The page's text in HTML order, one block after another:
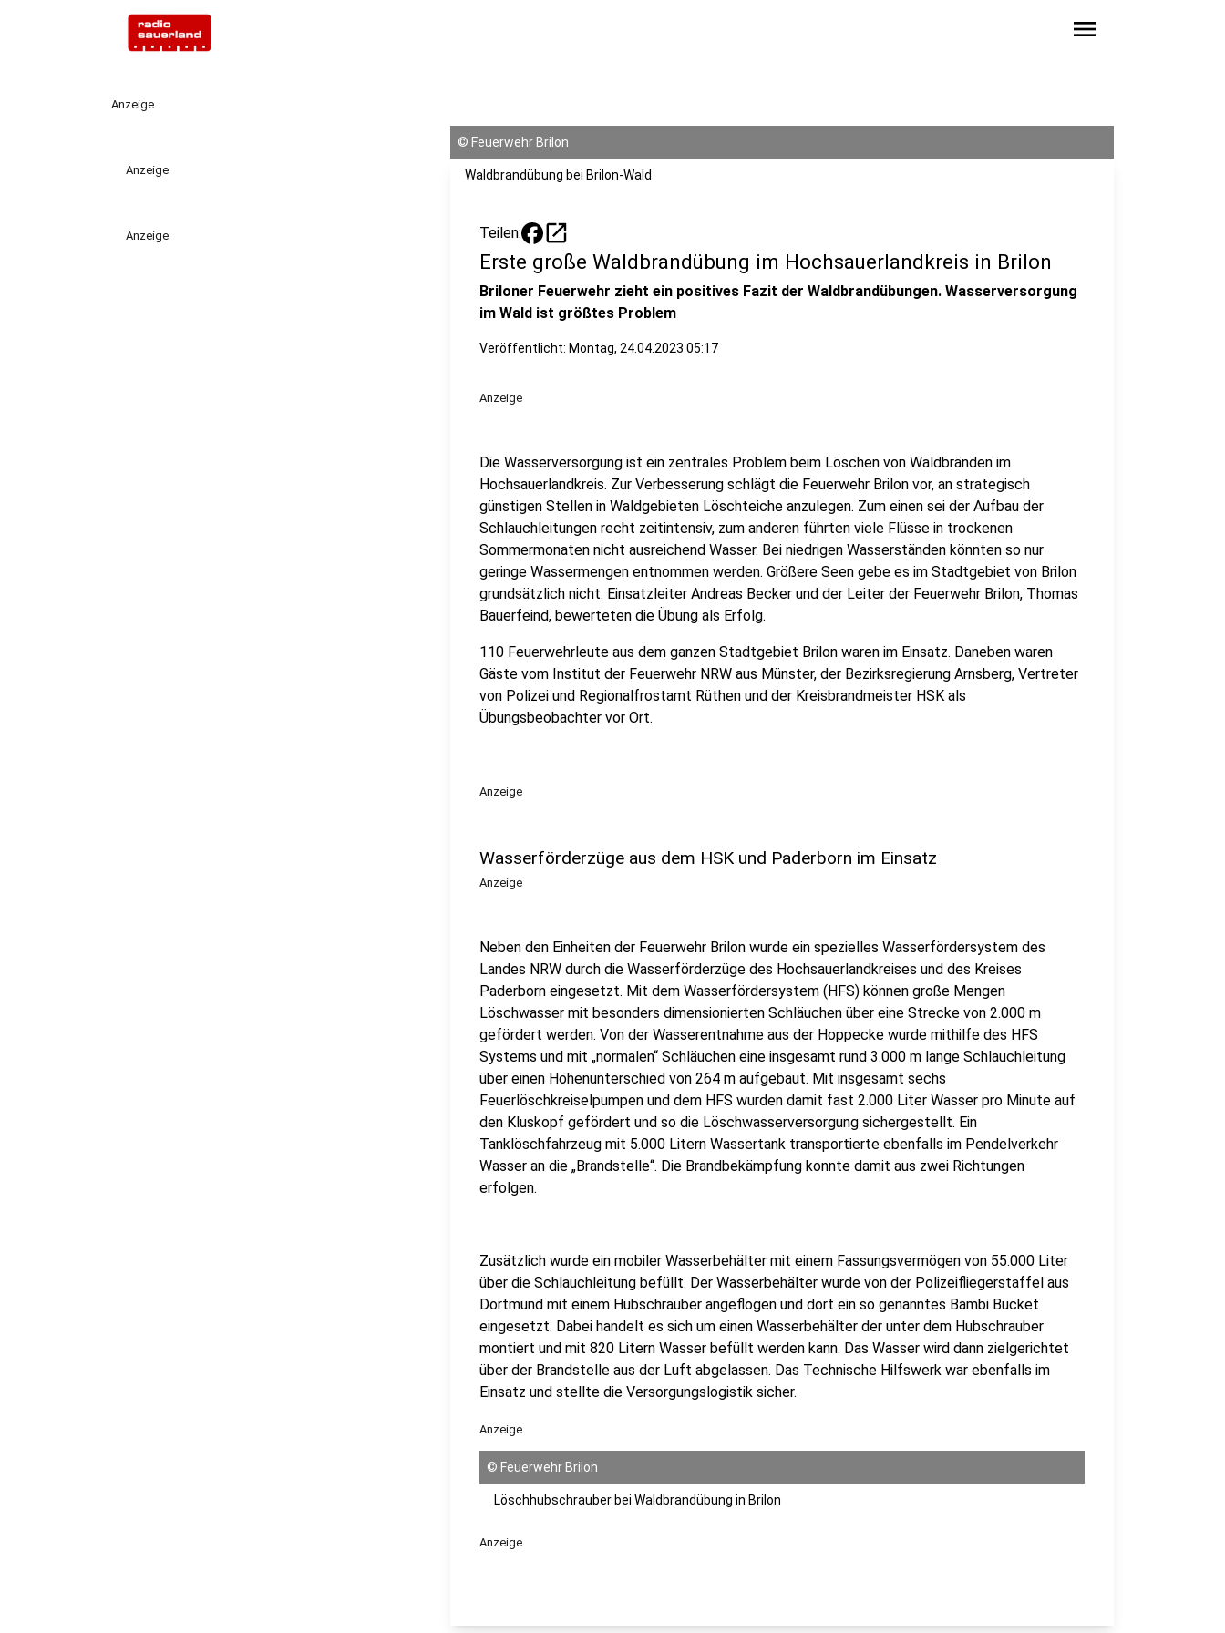
menu
Anzeige
Anzeige
Anzeige
© Feuerwehr Brilon
Waldbrandübung bei Brilon-Wald
Teilen: open_in_new
Erste große Waldbrandübung im Hochsauerlandkreis in Brilon
Briloner Feuerwehr zieht ein positives Fazit der Waldbrandübungen. Wasserversorgung
im Wald ist größtes Problem
Veröffentlicht: Montag, 24.04.2023 05:17
Anzeige
Die Wasserversorgung ist ein zentrales Problem beim Löschen von Waldbränden im
Hochsauerlandkreis. Zur Verbesserung schlägt die Feuerwehr Brilon vor, an strategisch
günstigen Stellen in Waldgebieten Löschteiche anzulegen. Zum einen sei der Aufbau der
Schlauchleitungen recht zeitintensiv, zum anderen führten viele Flüsse in trockenen
Sommermonaten nicht ausreichend Wasser. Bei niedrigen Wasserständen könnten so nur
geringe Wassermengen entnommen werden. Größere Seen gebe es im Stadtgebiet von Brilon
grundsätzlich nicht. Einsatzleiter Andreas Becker und der Leiter der Feuerwehr Brilon, Thomas
Bauerfeind, bewerteten die Übung als Erfolg.
110 Feuerwehrleute aus dem ganzen Stadtgebiet Brilon waren im Einsatz. Daneben waren
Gäste vom Institut der Feuerwehr NRW aus Münster, der Bezirksregierung Arnsberg, Vertreter
von Polizei und Regionalfrostamt Rüthen und der Kreisbrandmeister HSK als
Übungsbeobachter vor Ort.
Anzeige
Wasserförderzüge aus dem HSK und Paderborn im Einsatz
Anzeige
Neben den Einheiten der Feuerwehr Brilon wurde ein spezielles Wasserfördersystem des
Landes NRW durch die Wasserförderzüge des Hochsauerlandkreises und des Kreises
Paderborn eingesetzt. Mit dem Wasserfördersystem (HFS) können große Mengen
Löschwasser mit besonders dimensionierten Schläuchen über eine Strecke von 2.000 m
gefördert werden. Von der Wasserentnahme aus der Hoppecke wurde mithilfe des HFS
Systems und mit „normalen“ Schläuchen eine insgesamt rund 3.000 m lange Schlauchleitung
über einen Höhenunterschied von 264 m aufgebaut. Mit insgesamt sechs
Feuerlöschkreiselpumpen und dem HFS wurden damit fast 2.000 Liter Wasser pro Minute auf
den Kluskopf gefördert und so die Löschwasserversorgung sichergestellt. Ein
Tanklöschfahrzeug mit 5.000 Litern Wassertank transportierte ebenfalls im Pendelverkehr
Wasser an die „Brandstelle“. Die Brandbekämpfung konnte damit aus zwei Richtungen
erfolgen.
Zusätzlich wurde ein mobiler Wasserbehälter mit einem Fassungsvermögen von 55.000 Liter
über die Schlauchleitung befüllt. Der Wasserbehälter wurde von der Polizeifliegerstaffel aus
Dortmund mit einem Hubschrauber angeflogen und dort ein so genanntes Bambi Bucket
eingesetzt. Dabei handelt es sich um einen Wasserbehälter der unter dem Hubschrauber
montiert und mit 820 Litern Wasser befüllt werden kann. Das Wasser wird dann zielgerichtet
über der Brandstelle aus der Luft abgelassen. Das Technische Hilfswerk war ebenfalls im
Einsatz und stellte die Versorgungslogistik sicher.
Anzeige
© Feuerwehr Brilon
Löschhubschrauber bei Waldbrandübung in Brilon
Anzeige